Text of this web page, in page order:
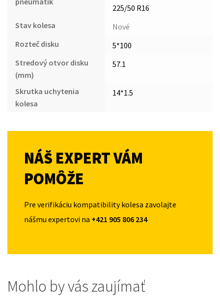
225/50 R16
Stav kolesa
Nové
Rozteč disku
5*100
Stredový otvor disku
(mm)
57.1
Skrutka uchytenia
kolesa
14*1.5
NÁŠ EXPERT VÁM
POMÔŽE
Pre verifikáciu kompatibility kolesa zavolajte
nášmu expertovi na +421 905 806 234
Mohlo by vás zaujímať